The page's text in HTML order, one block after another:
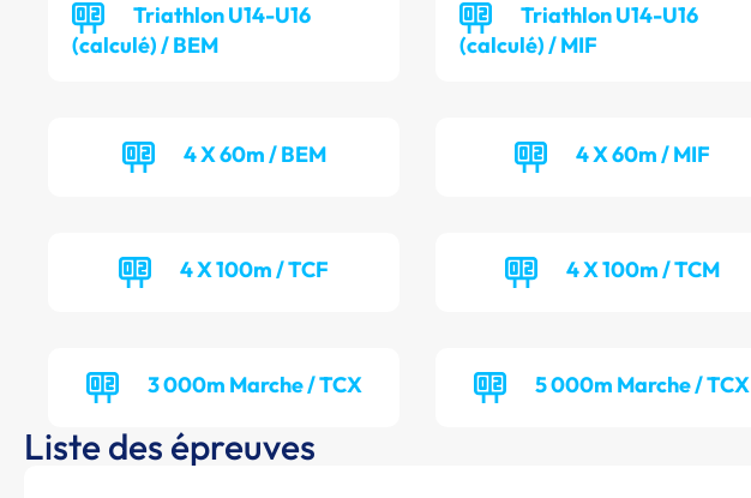
Triathlon U14-U16
(calculé) / BEM
Triathlon U14-U16
(calculé) / MIF
4 X 60m / BEM 4 X 60m / MIF
4 X 100m / TCF 4 X 100m / TCM
3 000m Marche / TCX 5 000m Marche / TCX
Liste des épreuves